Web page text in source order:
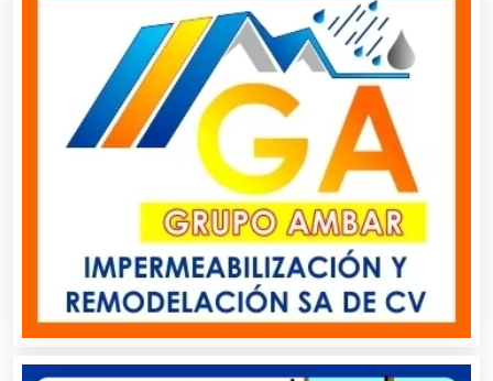
Alquiler de Sillas y Mesas
Alquiler de Trajes de Etiqueta
Aluminio